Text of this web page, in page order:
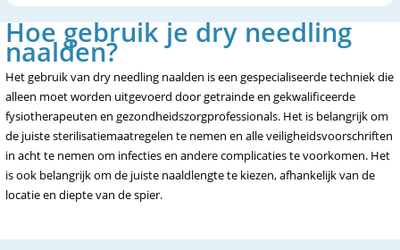
Hoe gebruik je dry needling
naalden?
Het gebruik van dry needling naalden is een gespecialiseerde techniek die
alleen moet worden uitgevoerd door getrainde en gekwalificeerde
fysiotherapeuten en gezondheidszorgprofessionals. Het is belangrijk om
de juiste sterilisatiemaatregelen te nemen en alle veiligheidsvoorschriften
in acht te nemen om infecties en andere complicaties te voorkomen. Het
is ook belangrijk om de juiste naaldlengte te kiezen, afhankelijk van de
locatie en diepte van de spier.